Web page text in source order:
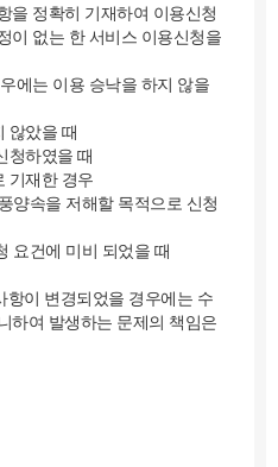
정확히 기재하여 이용신청
이 없는 한 서비스 이용신청을
에는 이용 승낙을 하지 않을
않았을 때
청하였을 때
기재한 경우
양속을 저해할 목적으로 신청
요건에 미비 되었을 때
항이 변경되었을 경우에는 수
하여 발생하는 문제의 책임은